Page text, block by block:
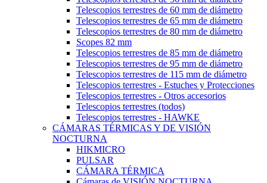
Telescopios terrestres de 60 mm de diámetro
Telescopios terrestres de 65 mm de diámetro
Telescopios terrestres de 80 mm de diámetro
Scopes 82 mm
Telescopios terrestres de 85 mm de diámetro
Telescopios terrestres de 95 mm de diámetro
Telescopios terrestres de 115 mm de diámetro
Telescopios terrestres - Estuches y Protecciones
Telescopios terrestres - Otros accesorios
Telescopios terrestres (todos)
Telescopios terrestres - HAWKE
CÁMARAS TÉRMICAS Y DE VISIÓN
NOCTURNA
HIKMICRO
PULSAR
CÁMARA TÉRMICA